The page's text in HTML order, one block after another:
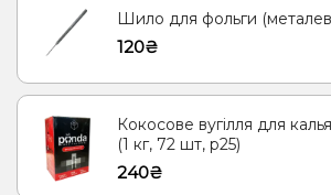
Диня, Ягоди Мохіто, Ягоди Лимон, Ягоди
Шило для фольги
120₴
Кокосове вугілля для
(1 кг, 72 шт, р25)
240₴